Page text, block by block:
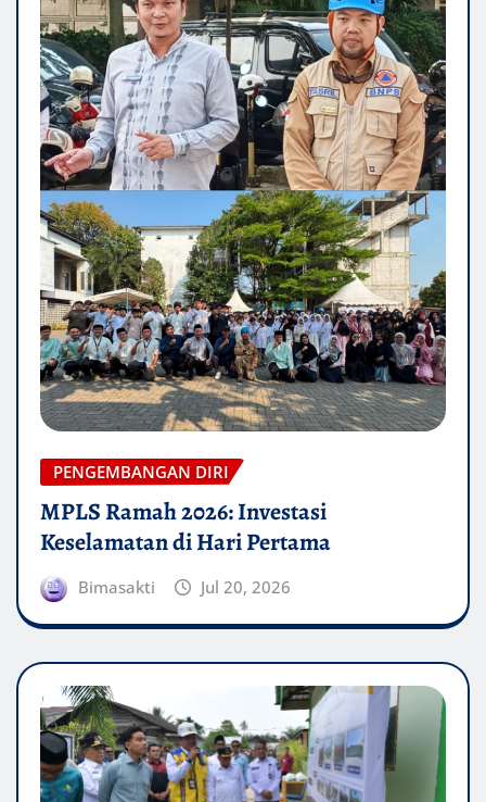
PENGEMBANGAN DIRI
MPLS Ramah 2026: Investasi
Keselamatan di Hari Pertama
Bimasakti Jul 20, 2026